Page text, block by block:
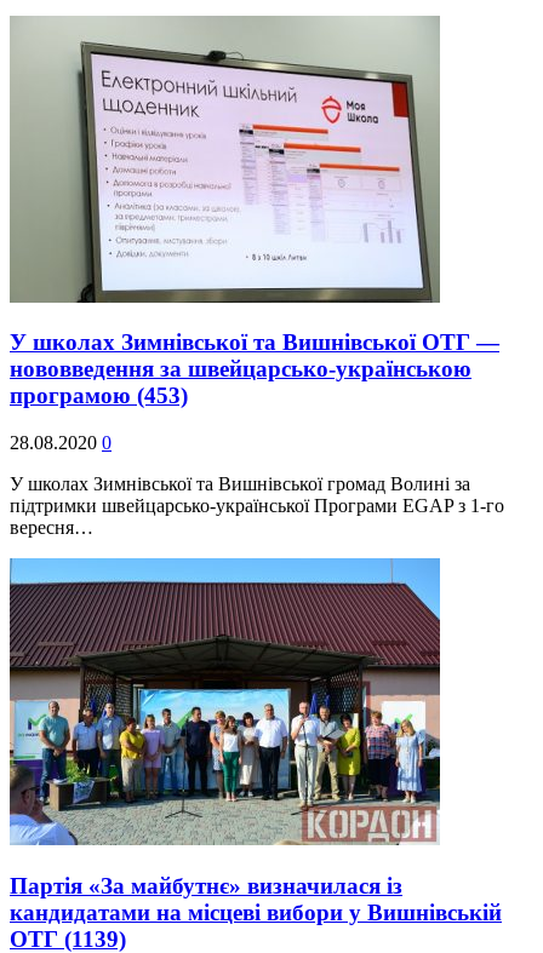
У школах Зимнівської та Вишнівської ОТГ —
нововведення за швейцарсько-українською
програмою (453)
28.08.2020 0
У школах Зимнівської та Вишнівської громад Волині за
підтримки швейцарсько-української Програми EGAP з 1-го
вересня…
Партія «За майбутнє» визначилася із
кандидатами на місцеві вибори у Вишнівській
ОТГ (1139)